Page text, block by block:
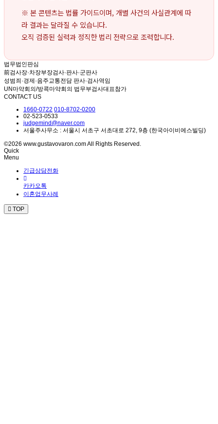
※ 본 콘텐츠는 법률 가이드이며, 개별 사건의 사실관계에 따
라 결과는 달라질 수 있습니다.
오직 검증된 실력과 정직한 법리 전략으로 조력합니다.
법무법인판심
前검사장·차장부장검사·판사·군판사
성범죄·경제·음주교통전담 판사·검사역임
UN마약회의/방콕마약회의 법무부검사대표참가
CONTACT US
1660-0722 010-8702-0200
02-523-0533
judgemind@naver.com
서울주사무소 : 서울시 서초구 서초대로 272, 9층 (한국아이비에스빌딩)
©2026 www.gustavovaron.com All Rights Reserved.
Quick
Menu
긴급상담전화
카카오톡
이혼업무사례
TOP